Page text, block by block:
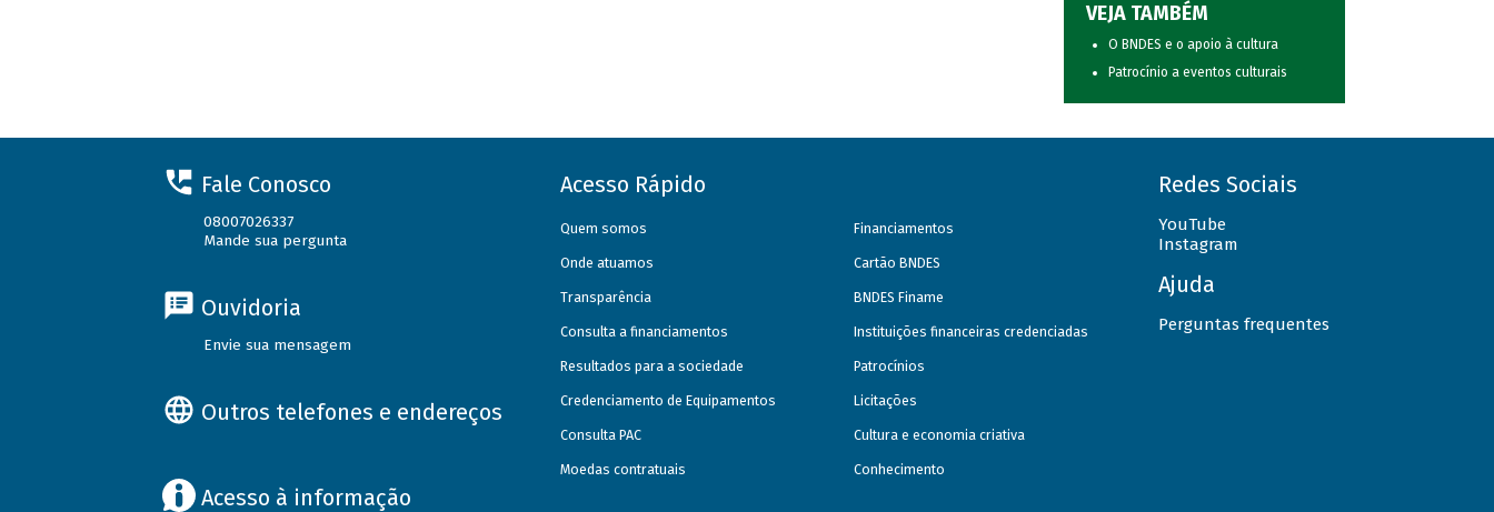
VEJA TAMBÉM
O BNDES e o apoio à cultura
Patrocínio a eventos culturais
Fale Conosco
08007026337
Mande sua pergunta
Ouvidoria
Envie sua mensagem
Outros telefones e endereços
Acesso à informação
Acesso Rápido
Quem somos
Onde atuamos
Transparência
Consulta a financiamentos
Resultados para a sociedade
Credenciamento de Equipamentos
Consulta PAC
Moedas contratuais
Financiamentos
Cartão BNDES
BNDES Finame
Instituições financeiras credenciadas
Patrocínios
Licitações
Cultura e economia criativa
Conhecimento
Redes Sociais
YouTube
Instagram
Ajuda
Perguntas frequentes